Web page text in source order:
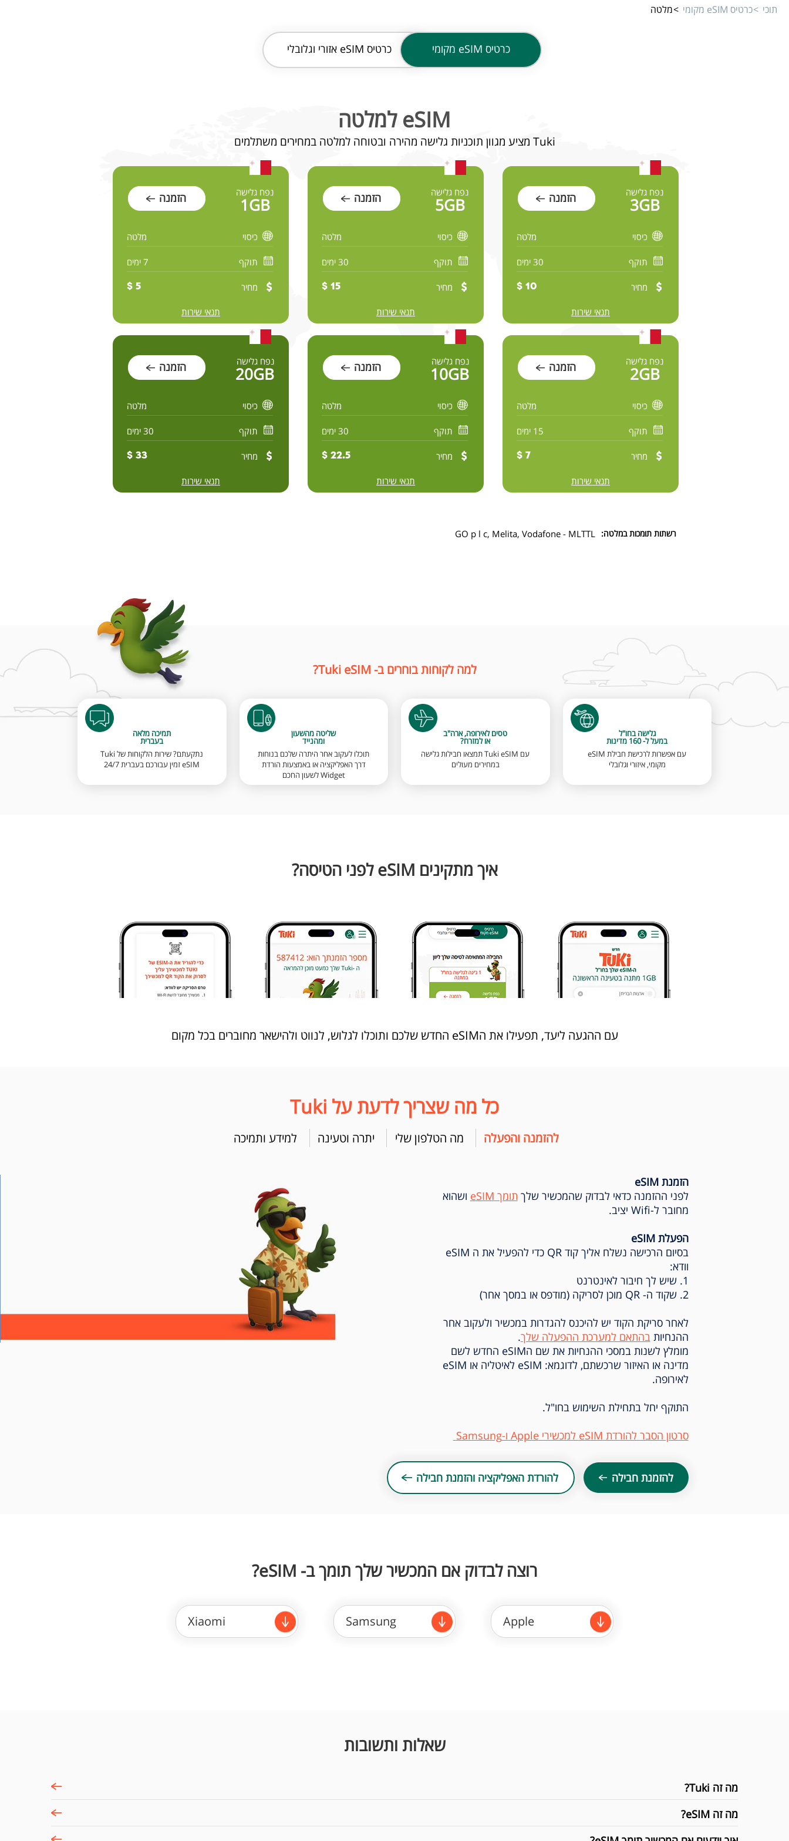
תוכי כרטיס eSIM מקומי מלטה
כרטיס כרטיס
eSIM למלטה
Tuki מציע מגוון תוכניות גלישה מהירה ובטוחה למלטה במחירים משתלמים
נפח גלישה
3GB הזמנה
כיסוי מלטה
תוקף 30 ימים
מחיר 10 $
תנאי שירות
נפח גלישה
5GB הזמנה
כיסוי מלטה
תוקף 30 ימים
מחיר 15 $
תנאי שירות
נפח גלישה
1GB הזמנה
כיסוי מלטה
תוקף 7 ימים
מחיר 5 $
תנאי שירות
נפח גלישה
2GB הזמנה
כיסוי מלטה
תוקף 15 ימים
מחיר 7 $
תנאי שירות
נפח גלישה
10GB הזמנה
כיסוי מלטה
תוקף 30 ימים
מחיר 22.5 $
תנאי שירות
נפח גלישה
20GB הזמנה
כיסוי מלטה
תוקף 30 ימים
מחיר 33 $
תנאי שירות
רשתות תומכות במלטה: GO p l c, Melita, Vodafone - MLTTL
למה לקוחות בוחרים ב- Tuki eSIM?
גלישה בחו"ל
במעל ל- 160 מדינות
עם אפשרות לרכישת חבילת eSIM
מקומי, איזורי וגלובלי
טסים לאירופה, ארה"ב
או למזרח?
עם Tuki eSIM תמצאו חבילות גלישה
במחירים מעולים
שליטה מהשעון
ומהנייד
תוכלו לעקוב אחר היתרה שלכם בנוחות
דרך האפליקציה או באמצעות הורדת
Widget לשעון החכם
תמיכה מלאה
בעברית
נתקעתם? שירות הלקוחות של Tuki
eSIM זמין עבורכם בעברית 24/7
איך מתקינים eSIM לפני הטיסה?
בחירת יעד נסיעה
עם ההגעה ליעד, תפעילו את הeSIM החדש שלכם ותוכלו לגלוש, לנווט ולהישאר מחוברים בכל מקום
כל מה שצריך לדעת על Tuki
להזמנה והפעלה מה הטלפון שלי יתרה וטעינה למידע ותמיכה
הזמנת eSIM
לפני ההזמנה כדאי לבדוק שהמכשיר שלך תומך eSIM
ושהוא
מחובר ל-Wifi יציב.
הפעלת eSIM
בסיום הרכישה נשלח אליך קוד QR כדי להפעיל את ה eSIM
וודא:
1. שיש לך חיבור לאינטרנט
2. שקוד ה- QR מוכן לסריקה (מודפס או במסך אחר)
לאחר סריקת הקוד יש להיכנס להגדרות במכשיר ולעקוב אחר
ההנחיותבהתאם למערכת ההפעלה שלך.
מומלץ לשנות במסכי ההנחיות את שם הeSIM החדש לשם
מדינה או האיזור שרכשתם, לדוגמא: eSIM לאיטליה או eSIM
לאירופה.
התוקף יחל בתחילת השימוש בחו"ל.
סרטון הסבר להורדת eSIM למכשירי Apple ו-Samsung
להזמנת חבילה להורדת האפליקציה והזמנת חבילה
רוצה לבדוק אם המכשיר שלך תומך ב- eSIM?
Apple
Samsung
Xiaomi
שאלות ותשובות
מה זה Tuki?
מה זה eSIM?